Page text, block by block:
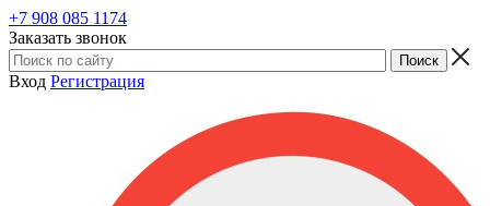
+7 908 085 1174
Заказать звонок
Вход Регистрация